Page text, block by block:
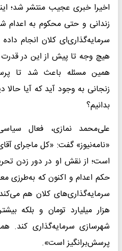
اخیرا خبری عجیب منتشر شد؛
زندانی و حتی محکوم به اعدام
سرمایه‌گذاری‌ای کلان انجام
هیچ وجه تا پیش از این در
همین مسئله باعث شد تا
زنجانی به وجود آید که آیا حالا
بدانیم؟
علی‌محمد نمازی، فعال
«نامه‌نیوز» گفت: «کل ماجرای
است؛ از نقش او در دور زدن
حکم اعدام و اکنون که به‌طرزی
هزار میلیارد تومان و بلکه
شهرسازی سرمایه‌گذاری کند.
پرسش‌برانگیز است».